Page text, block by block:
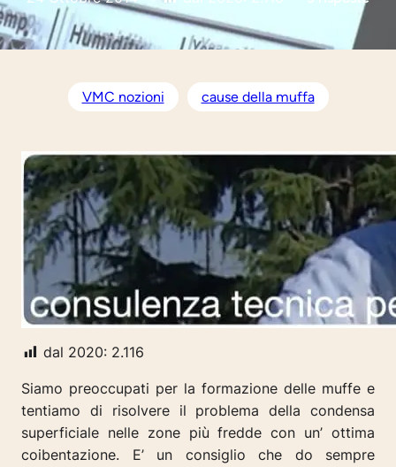
VMC nozioni cause della muffa
dal 2020: 2.116
Siamo preoccupati per la formazione delle muffe e
tentiamo di risolvere il problema della condensa
superficiale nelle zone più fredde con un’ ottima
coibentazione. E’ un consiglio che do sempre